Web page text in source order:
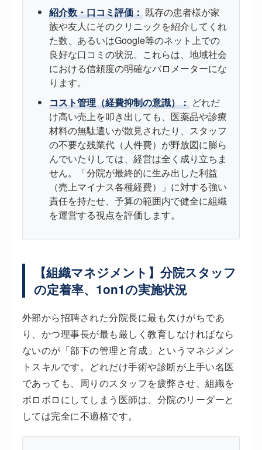
紹介数・口コミ評価：既存の患者様が家
族や友人にそのクリニックを紹介してくれ
た数、あるいはGoogle等のネット上での
良好な口コミの状況。これらは、地域社会
における信頼度の明確なバロメーターにな
ります。
コスト管理（経費抑制の意識）：どれだ
け高い売上を叩き出しても、医薬品や診療
材料の無駄遣いが散見されたり、スタッフ
の不要な残業代（人件費）が野放図に膨ら
んでいたりしては、経営は全く成り立ちま
せん。「分院が最終的に生み出した利益
（売上マイナス各種経費）」に対する強い
責任を持たせ、予算の範囲内で健全に組織
を運営する視点を評価します。
【組織マネジメント】分院スタッフ
の定着率、1on1の実施状況
外部から招聘された分院長に最も欠けがちであ
り、かつ理事長が最も厳しく教育しなければなら
ないのが「部下の管理と育成」というマネジメン
トスキルです。どれだけ手術や診断が上手い名医
であっても、周りのスタッフを疲弊させ、組織を
ボロボロにしてしまう医師は、分院のリーダーと
しては完全に不適格です。